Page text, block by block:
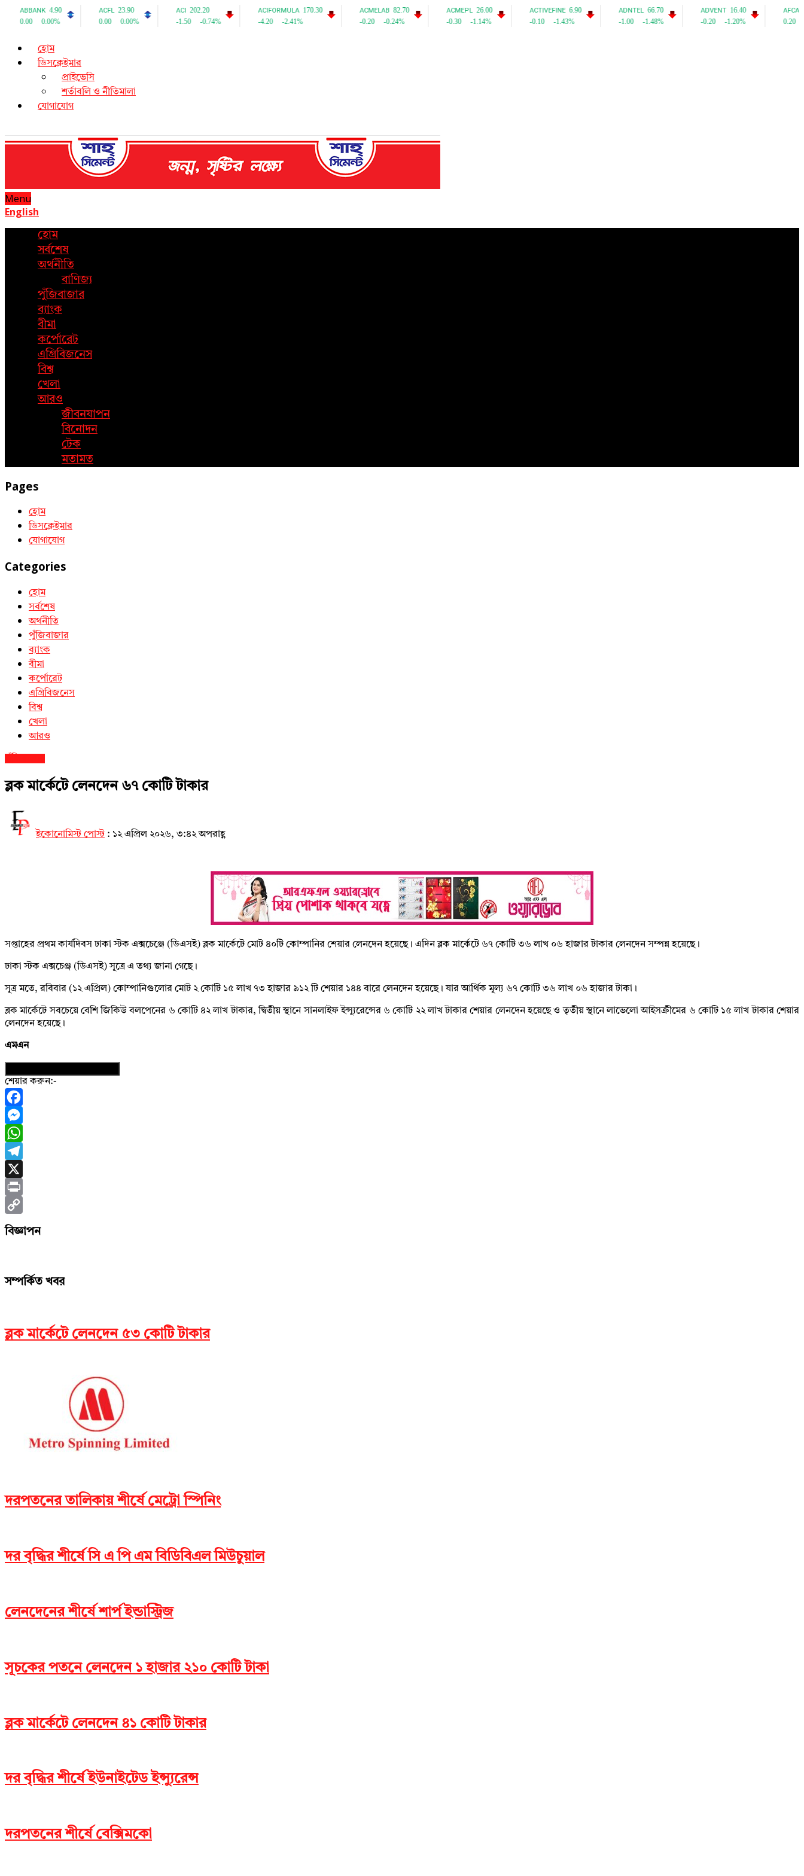
হোম
ডিসক্লেইমার
প্রাইভেসি
শর্তাবলি ও নীতিমালা
যোগাযোগ
Menu
English
হোম
সর্বশেষ
অর্থনীতি
বাণিজ্য
পুঁজিবাজার
ব্যাংক
বীমা
কর্পোরেট
এগ্রিবিজনেস
বিশ্ব
খেলা
আরও
জীবনযাপন
বিনোদন
টেক
মতামত
Pages
হোম
ডিসক্লেইমার
যোগাযোগ
Categories
হোম
সর্বশেষ
অর্থনীতি
পুঁজিবাজার
ব্যাংক
বীমা
কর্পোরেট
এগ্রিবিজনেস
বিশ্ব
খেলা
আরও
ব্লক মার্কেটে লেনদেন ৬৭ কোটি টাকার
ইকোনোমিস্ট পোস্ট : ১২ এপ্রিল ২০২৬, ৩:৪২ অপরাহ্ণ
সপ্তাহের প্রথম কার্যদিবস ঢাকা স্টক এক্সচেঞ্জে (ডিএসই) ব্লক মার্কেটে মোট ৪০টি কোম্পানির শেয়ার লেনদেন হয়েছে। এদিন ব্লক মার্কেটে ৬৭ কোটি ৩৬ লাখ ০৬ হাজার টাকার লেনদেন সম্পন্ন হয়েছে।
ঢাকা স্টক এক্সচেঞ্জ (ডিএসই) সূত্রে এ তথ্য জানা গেছে।
সূত্র মতে, রবিবার (১২ এপ্রিল) কোম্পানিগুলোর মোট ২ কোটি ১৫ লাখ ৭৩ হাজার ৯১২ টি শেয়ার ১৪৪ বারে লেনদেন হয়েছে। যার আর্থিক মূল্য ৬৭ কোটি ৩৬ লাখ ০৬ হাজার টাকা।
ব্লক মার্কেটে সবচেয়ে বেশি জিকিউ বলপেনের ৬ কোটি ৪২ লাখ টাকার, দ্বিতীয় স্থানে সানলাইফ ইন্স্যুরেন্সের ৬ কোটি ২২ লাখ টাকার শেয়ার লেনদেন হয়েছে ও তৃতীয় স্থানে লাভেলো আইসক্রীমের ৬ কোটি ১৫ লাখ টাকার শেয়ার
লেনদেন হয়েছে।
এমএন
শেয়ার করুন:-
Facebook
Messenger
WhatsApp
Telegram
X
Print
Copy
বিজ্ঞাপন
সম্পর্কিত খবর
ব্লক মার্কেটে লেনদেন ৫৩ কোটি টাকার
দরপতনের তালিকায় শীর্ষে মেট্রো স্পিনিং
দর বৃদ্ধির শীর্ষে সি এ পি এম বিডিবিএল মিউচুয়াল
লেনদেনের শীর্ষে শার্প ইন্ডাস্ট্রিজ
সূচকের পতনে লেনদেন ১ হাজার ২১০ কোটি টাকা
ব্লক মার্কেটে লেনদেন ৪১ কোটি টাকার
দর বৃদ্ধির শীর্ষে ইউনাইটেড ইন্স্যুরেন্স
দরপতনের শীর্ষে বেক্সিমকো